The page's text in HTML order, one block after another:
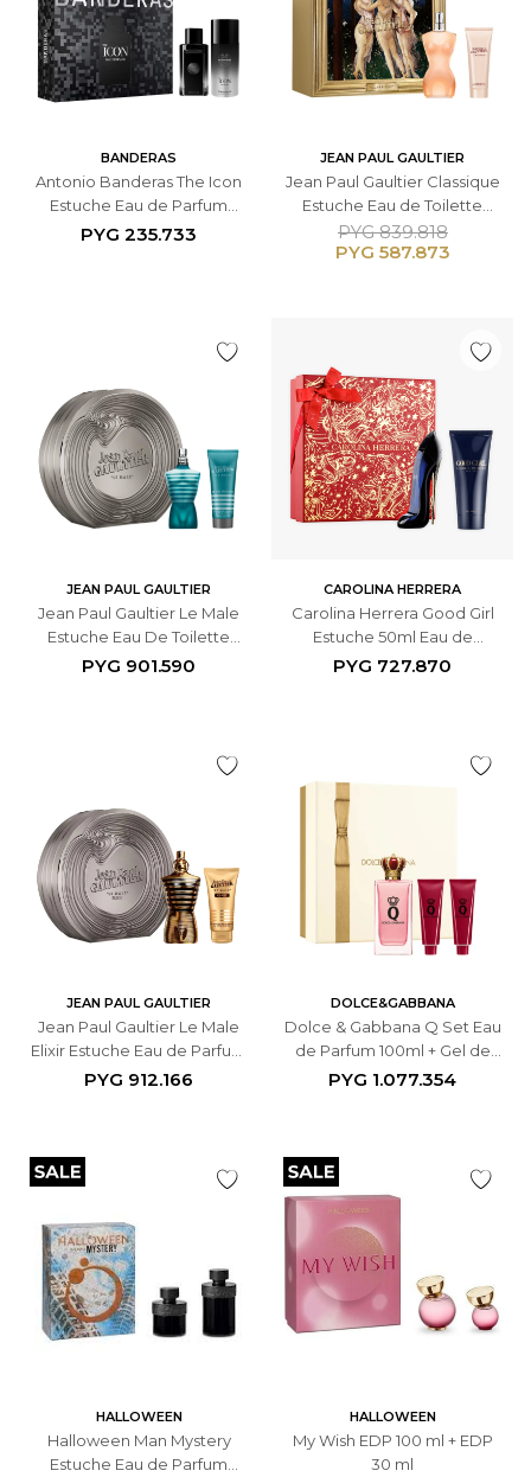
BANDERAS
Antonio Banderas The Icon
Estuche Eau de Parfum
100ml + Spray Desodorante
PYG 235.733
JEAN PAUL GAULTIER
Jean Paul Gaultier Classique
Estuche Eau de Toilette
100ml + Loción Corporal
75ml - Femenino
PYG 587.873
PYG 839.818
JEAN PAUL GAULTIER
Jean Paul Gaultier Le Male
Estuche Eau De Toilette
125ml + Gel de Ducha 75ml -
PYG 901.590
CAROLINA HERRERA
Carolina Herrera Good Girl
Estuche 50ml Eau de
Parfum + 100ml Loción
PYG 727.870
JEAN PAUL GAULTIER
Jean Paul Gaultier Le Male
Elixir Estuche Eau de Parfum
125ml + Gel de Ducha 75ml
PYG 912.166
DOLCE&GABBANA
Dolce & Gabbana Q Set Eau
de Parfum 100ml + Gel de
Ducha 50ml + Loción
PYG 1.077.354
HALLOWEEN
Halloween Man Mystery
Estuche Eau de Parfum
HALLOWEEN
My Wish EDP 100 ml + EDP
30 ml